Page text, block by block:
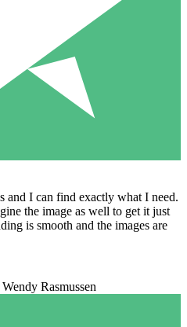
and I can find exactly what I need.
the image as well to get it just
is smooth and the images are
Wendy Rasmussen